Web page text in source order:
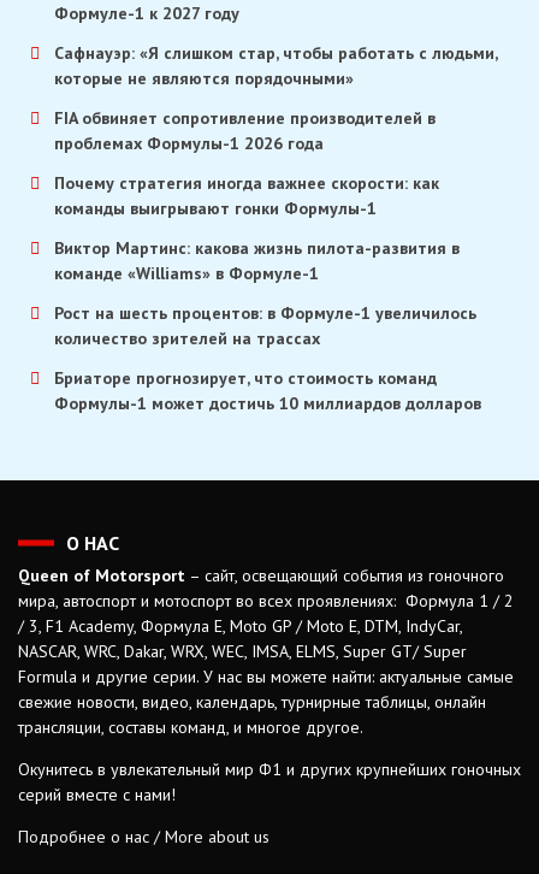
Формуле-1 к 2027 году
Сафнауэр: «Я слишком стар, чтобы работать с людьми,
которые не являются порядочными»
FIA обвиняет сопротивление производителей в
проблемах Формулы-1 2026 года
Почему стратегия иногда важнее скорости: как
команды выигрывают гонки Формулы-1
Виктор Мартинс: какова жизнь пилота-развития в
команде «Williams» в Формуле-1
Рост на шесть процентов: в Формуле-1 увеличилось
количество зрителей на трассах
Бриаторе прогнозирует, что стоимость команд
Формулы-1 может достичь 10 миллиардов долларов
О НАС
Queen of Motorsport – сайт, освещающий события из гоночного
мира, автоспорт и мотоспорт во всех проявлениях: Формула 1 / 2
/ 3, F1 Academy, Формула Е, Moto GP / Moto E, DTM, IndyCar,
NASCAR, WRC, Dakar, WRX, WEC, IMSA, ELMS, Super GT/ Super
Formula и другие серии. У нас вы можете найти: актуальные самые
свежие новости, видео, календарь, турнирные таблицы, онлайн
трансляции, составы команд, и многое другое.
Окунитесь в увлекательный мир Ф1 и других крупнейших гоночных
серий вместе с нами!
Подробнее о нас / More about us